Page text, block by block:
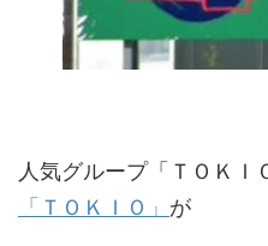
人気グループ「ＴＯＫＩ
「ＴＯＫＩＯ」 が